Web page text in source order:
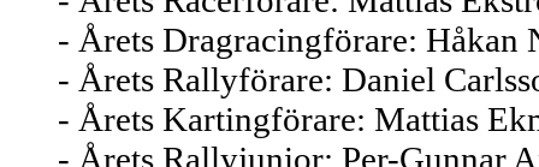
- Årets Dragracingförare: Håkan
- Årets Rallyförare: Daniel
- Årets Kartingförare: Mattias
- Årets Rallyjunior: Per-Gunnar